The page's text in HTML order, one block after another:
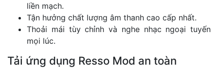
liền mạch.
Tận hưởng chất lượng âm thanh cao cấp nhất.
Thoải mái tùy chỉnh và nghe nhạc ngoại tuyến
mọi lúc.
Tải ứng dụng Resso Mod an toàn